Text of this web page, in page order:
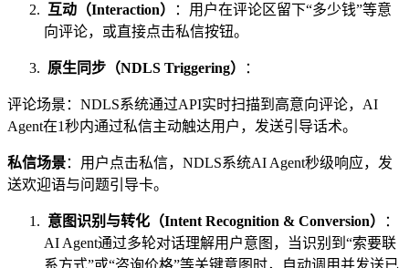
互动（Interaction）
：用户在评论区留下“多少钱”等意
向评论，或直接点击私信按钮。
原生同步（NDLS Triggering） ：
评论场景：NDLS系统通过API实时扫描到高意向评论，AI
Agent在1秒内通过私信主动触达用户，发送引导话术。
私信场景：用户点击私信，NDLS系统AI Agent秒级响应，发
送欢迎语与问题引导卡。
意图识别与转化（Intent Recognition & Conversion）
：
AI Agent通过多轮对话理解用户意图，当识别到“索要联
系方式”或“咨询价格”等关键意图时，自动调用并发送已